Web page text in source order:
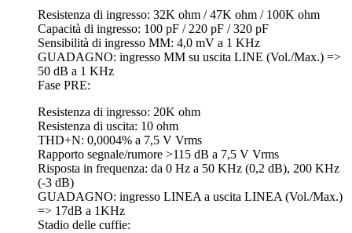
Resistenza di ingresso: 32K ohm / 47K ohm / 100K ohm
Capacità di ingresso: 100 pF / 220 pF / 320 pF
Sensibilità di ingresso MM: 4,0 mV a 1 KHz
GUADAGNO: ingresso MM su uscita LINE (Vol./Max.) =>
50 dB a 1 KHz
Fase PRE:
Resistenza di ingresso: 20K ohm
Resistenza di uscita: 10 ohm
THD+N: 0,0004% a 7,5 V Vrms
Rapporto segnale/rumore >115 dB a 7,5 V Vrms
Risposta in frequenza: da 0 Hz a 50 KHz (0,2 dB), 200 KHz
(-3 dB)
GUADAGNO: ingresso LINEA a uscita LINEA (Vol./Max.)
=> 17dB a 1KHz
Stadio delle cuffie: